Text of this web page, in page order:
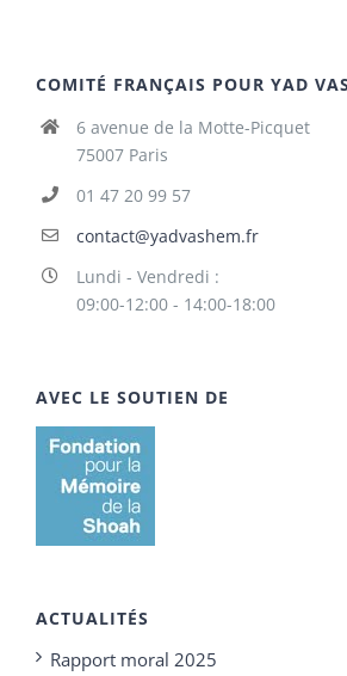
COMITÉ FRANÇAIS POUR YAD
6 avenue de la Motte-Picquet
75007 Paris
01 47 20 99 57
contact@yadvashem.fr
Lundi - Vendredi :
09:00-12:00 - 14:00-18:00
AVEC LE SOUTIEN DE
ACTUALITÉS
Rapport moral 2025